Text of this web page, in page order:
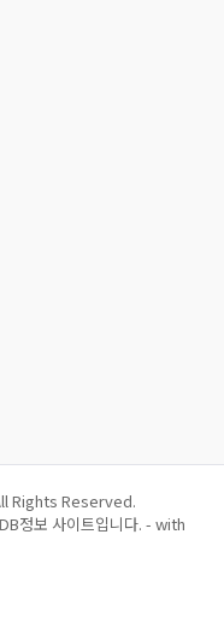
Rights Reserved.
정보 사이트입니다. - with